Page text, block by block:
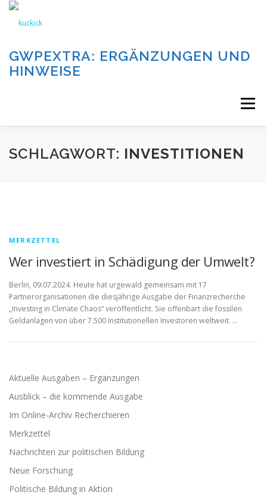
Zum
springen
GWPEXTRA: ERGÄNZUNGEN UND
HINWEISE
Menü
WILLKOMMEN
DIE BEITRÄGE DIESER SEITE
SCHLAGWORT: INVESTITIONEN
MERKZETTEL
Wer investiert in Schädigung der Umwelt?
Berlin, 09.07.2024. Heute hat urgewald gemeinsam mit 17
Partnerorganisationen die diesjährige Ausgabe der Finanzrecherche
„Investing in Climate Chaos“ veröffentlicht. Sie offenbart die fossilen
Geldanlagen von über 7.500 Institutionellen Investoren weltweit. …
Aktuelle Ausgaben – Ergänzungen
Ausblick – die kommende Ausgabe
Im Online-Archiv Recherchieren
Merkzettel
Nachrichten zur politischen Bildung
Neue Forschung
Politische Bildung in Aktion